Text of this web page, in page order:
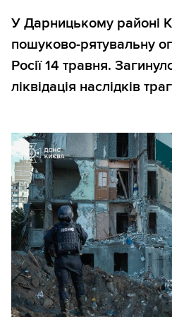
У Дарницькому районі
пошуково-рятувальну
Росії 14 травня.
ліквідація наслідків